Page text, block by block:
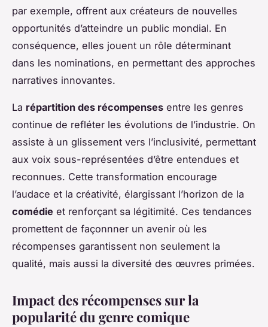
par exemple, offrent aux créateurs de nouvelles
opportunités d’atteindre un public mondial. En
conséquence, elles jouent un rôle déterminant
dans les nominations, en permettant des approches
narratives innovantes.
La répartition des récompenses entre les genres
continue de refléter les évolutions de l’industrie. On
assiste à un glissement vers l’inclusivité, permettant
aux voix sous-représentées d’être entendues et
reconnues. Cette transformation encourage
l’audace et la créativité, élargissant l’horizon de la
comédie et renforçant sa légitimité. Ces tendances
promettent de façonnner un avenir où les
récompenses garantissent non seulement la
qualité, mais aussi la diversité des œuvres primées.
Impact des récompenses sur la
popularité du genre comique